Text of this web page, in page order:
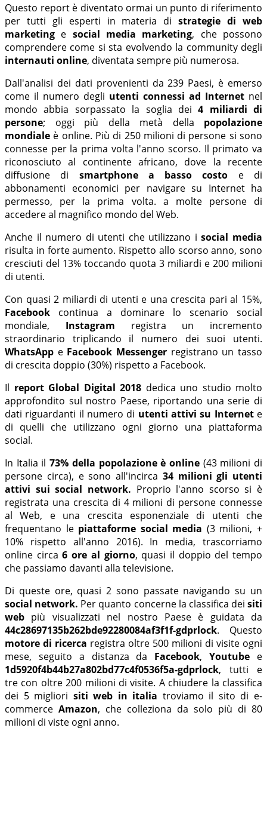
Questo report è diventato ormai un punto di riferimento
per tutti gli esperti in materia distrategie di web
marketing e social media marketing, che possono
comprendere come si sta evolvendo la community degli
internauti online, diventata sempre più numerosa.
Dall'analisi dei dati provenienti da 239 Paesi, è emerso
come il numero degli utenti connessi ad Internet nel
mondo abbia sorpassato la soglia dei4 miliardi di
persone; oggi più della metà della popolazione
mondiale è online. Più di 250 milioni di persone si sono
connesse per la prima volta l'anno scorso. Il primato va
riconosciuto al continente africano, dove la recente
diffusione di smartphone a basso costo e di
abbonamenti economici per navigare su Internet ha
permesso, per la prima volta. a molte persone di
accedere al magnifico mondo del Web.
Anche il numero di utenti che utilizzano isocial media
risulta in forte aumento. Rispetto allo scorso anno, sono
cresciuti del 13% toccando quota 3 miliardi e 200 milioni
di utenti.
Con quasi 2 miliardi di utenti e una crescita pari al 15%,
Facebook continua a dominare lo scenario social
mondiale, Instagram registra un incremento
straordinario triplicando il numero dei suoi utenti.
WhatsApp e Facebook Messenger registrano un tasso
di crescita doppio (30%) rispetto a Facebook.
Il report Global Digital 2018 dedica uno studio molto
approfondito sul nostro Paese, riportando una serie di
dati riguardanti il numero di utenti attivi su Internete
di quelli che utilizzano ogni giorno una piattaforma
social.
In Italia il73% della popolazione è online(43 milioni di
persone circa), e sono all'incirca 34 milioni gli utenti
attivi sui social network. Proprio l'anno scorso si è
registrata una crescita di 4 milioni di persone connesse
al Web, e una crescita esponenziale di utenti che
frequentano le piattaforme social media (3 milioni, +
10% rispetto all'anno 2016). In media, trascorriamo
online circa6 ore al giorno, quasi il doppio del tempo
che passiamo davanti alla televisione.
Di queste ore, quasi 2 sono passate navigando su un
social network. Per quanto concerne la classifica dei siti
web più visualizzati nel nostro Paese è guidata da
44c28697135b262bde92280084af3f1f-gdprlock. Questo
motore di ricerca registra oltre 500 milioni di visite ogni
mese, seguito a distanza da Facebook,Youtube e
1d5920f4b44b27a802bd77c4f0536f5a-gdprlock, tutti e
tre con oltre 200 milioni di visite. A chiudere la classifica
dei 5 migliori siti web in italia troviamo il sito di e-
commerce Amazon, che colleziona da solo più di 80
milioni di viste ogni anno.